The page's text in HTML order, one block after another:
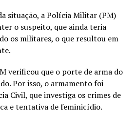
situação, a Polícia Militar (PM)
o suspeito, que ainda teria
os militares, o que resultou em
verificou que o porte de arma do
Por isso, o armamento foi
Civil, que investiga os crimes de
e tentativa de feminicídio.